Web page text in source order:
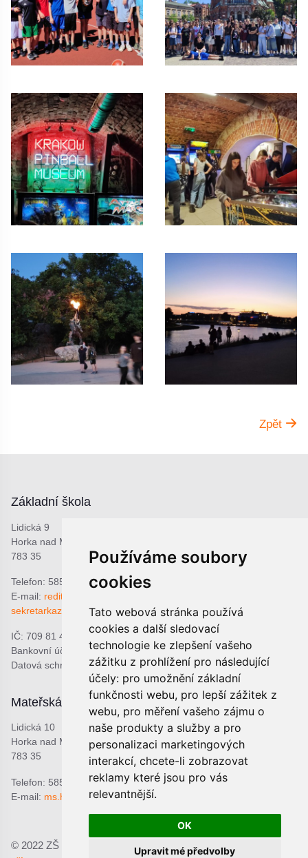
Používáme soubory
cookies
Tato webová stránka používá
cookies a další sledovací
technologie ke zlepšení vašeho
zážitku z prohlížení pro následující
účely: pro umožnění základní
funkčnosti webu, pro lepší zážitek z
webu, pro měření vašeho zájmu o
naše produkty a služby a pro
personalizaci marketingových
interakcí, chcete-li zobrazovat
reklamy které jsou pro vás
relevantnější.
OK
Upravit mé předvolby
Zpět
Základní škola
Lidická 9
Horka nad Moravou
783 35
Telefon: 585 378 047
E-mail: reditel@zshorka.cz
sekretarkazshorka@seznam.cz
IČ: 709 81 493
Bankovní účet: 1809609309/0800
Datová schránka: bjema48
Mateřská škola
Lidická 10
Horka nad Moravou
783 35
Telefon: 585 378 068
E-mail: ms.horka@seznam.cz
Školní jídelna
Lidická 9
Horka nad Moravou
783 35
Telefon: 601 537 678
© 2022 ZŠ a MŠ Horka nad Moravou, p.o.; Prohlášení o